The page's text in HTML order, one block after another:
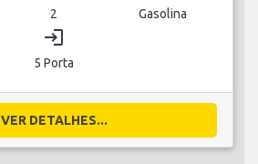
2 Gasolina
login
5 Porta
VER DETALHES...